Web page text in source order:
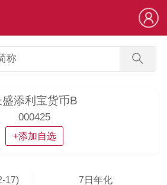
盛添利宝货币B
000425
+添加自选
17) 7日年化